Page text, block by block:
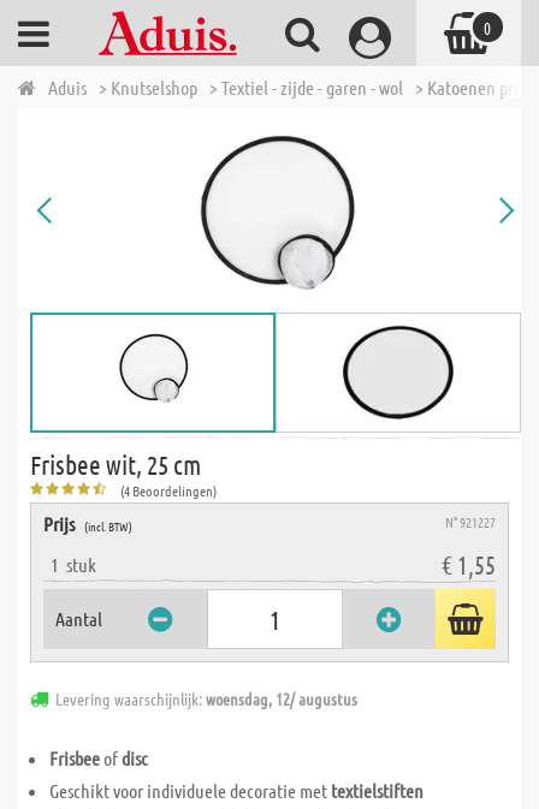
Aduis > Knutselshop > Textiel - zijde - garen - wol > Katoenen
Frisbee wit, 25 cm
(4 Beoordelingen)
Prijs (incl. BTW) N° 921227
1 stuk € 1,55
Aantal
Levering waarschijnlijk:woensdag, 12/ augustus
Frisbeeofdisc
Geschikt voor individuele decoratie met textielstiften
0